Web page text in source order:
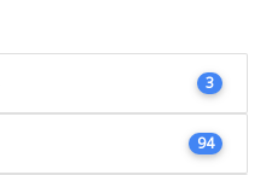
3
94